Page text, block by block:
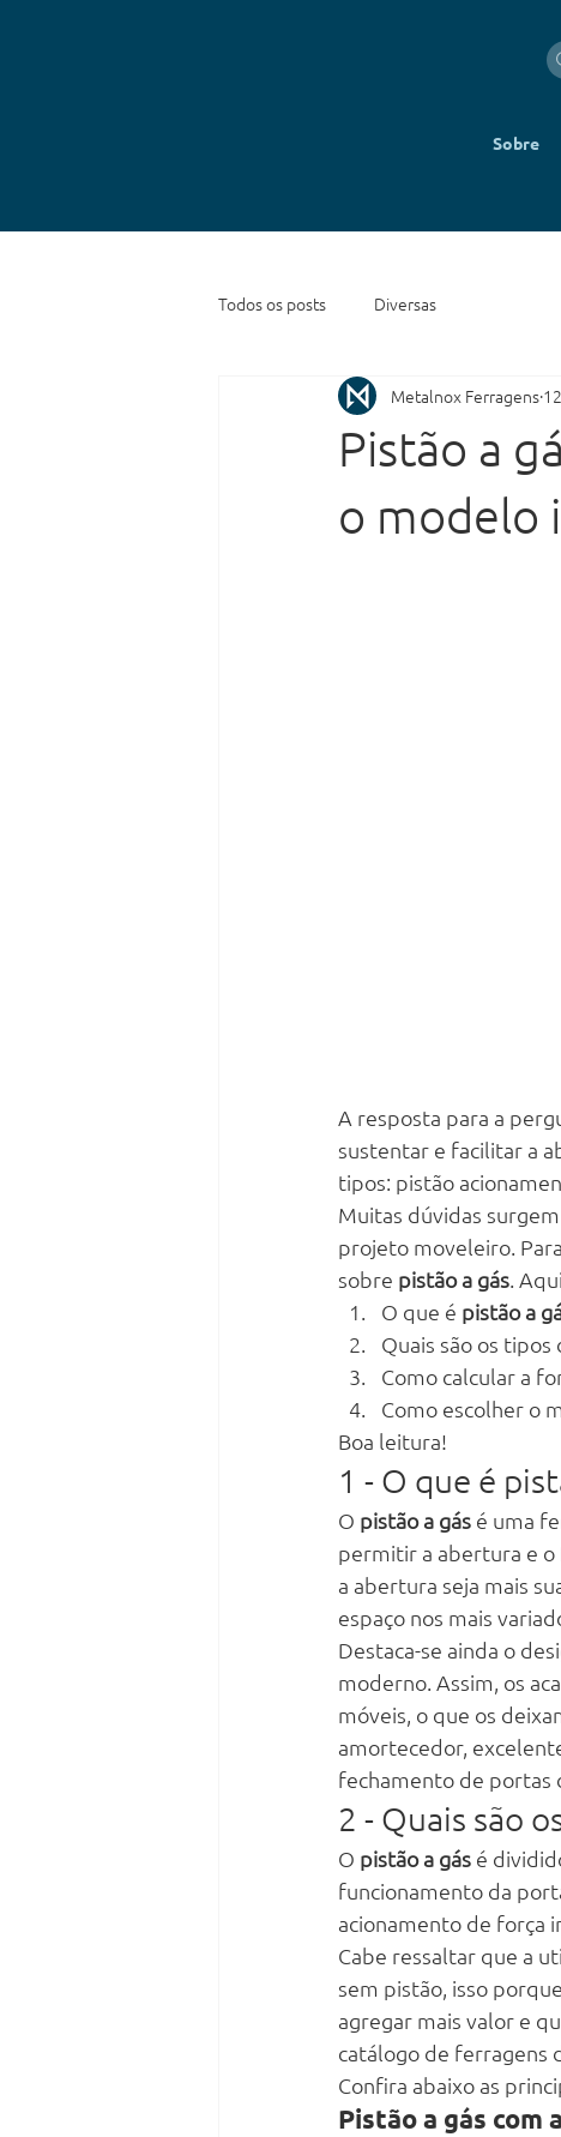
Sobre
Todos os posts Diversas
Pistão a
o modelo
Metalnox Ferragens
A resposta para a
sustentar e facilitar a
tipos: pistão
Muitas dúvidas
projeto moveleiro.
sobre pistão a gás.
O que é pistão a
Quais são os tipos
Como calcular a
Como escolher o
Boa leitura!
1 - O que é
O pistão a gás é uma
permitir a abertura e o
a abertura seja mais
espaço nos mais
Destaca-se ainda o
moderno. Assim, os
móveis, o que os
amortecedor,
fechamento de portas
2 - Quais são
O pistão a gás é
funcionamento da
acionamento de força
Cabe ressaltar que a
sem pistão, isso
agregar mais valor e
catálogo de ferragens
Confira abaixo as
Pistão a gás com